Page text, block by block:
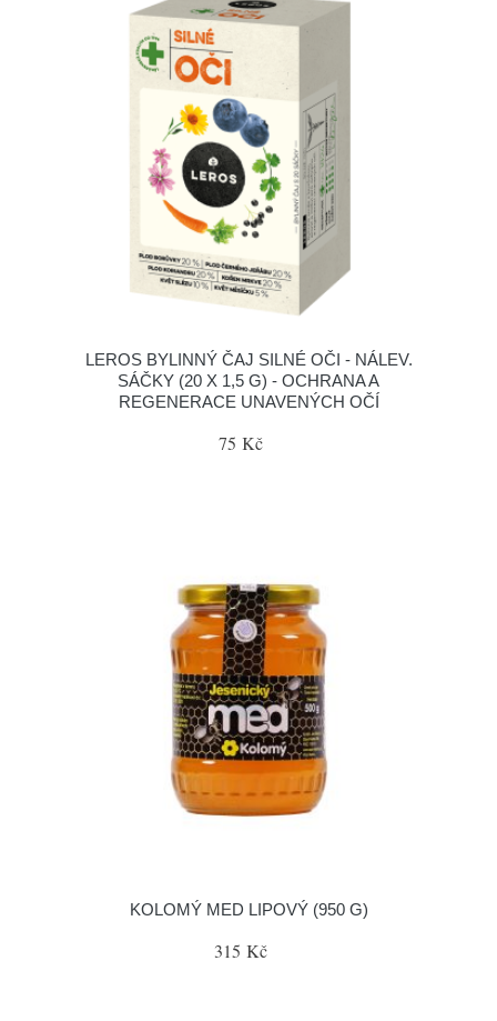
LEROS BYLINNÝ ČAJ SILNÉ OČI - NÁLEV.
SÁČKY (20 X 1,5 G) - OCHRANA A
REGENERACE UNAVENÝCH OČÍ
75 Kč
KOLOMÝ MED LIPOVÝ (950 G)
315 Kč